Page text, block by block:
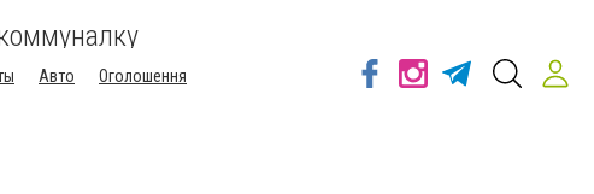
Авто
Оголошення